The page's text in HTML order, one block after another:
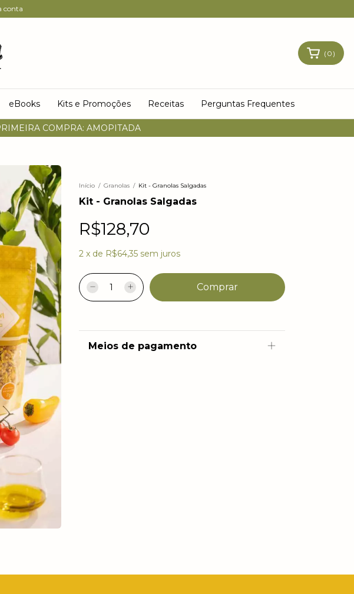
conta
COMPRA: AMOPITADA
( 0 )
eBooks Kits e Promoções Receitas Perguntas Frequentes
Início / Granolas / Kit - Granolas Salgadas
Kit - Granolas Salgadas
R$128,70
2 x de R$64,35 sem juros
Meios de pagamento